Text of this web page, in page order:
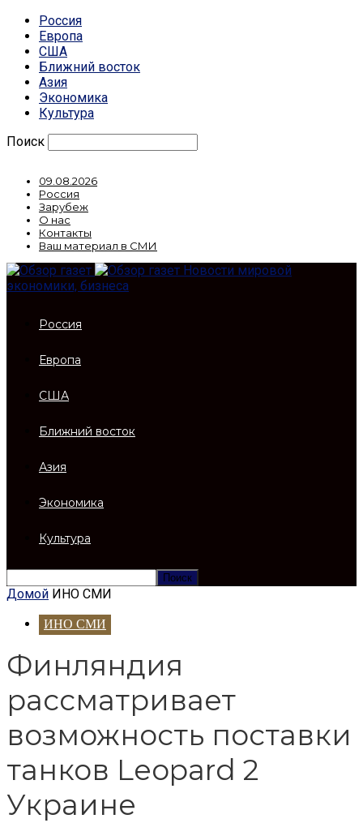
Россия
Европа
США
Ближний восток
Азия
Экономика
Культура
Поиск
09.08.2026
Россия
Зарубеж
О нас
Контакты
Ваш материал в СМИ
Новости мировой
экономики, бизнеса
Россия
Европа
США
Ближний восток
Азия
Экономика
Культура
Домой ИНО СМИ
ИНО СМИ
Финляндия
рассматривает
возможность поставки
танков Leopard 2
Украине